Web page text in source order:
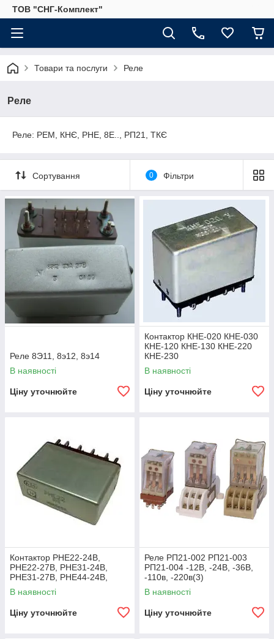
ТОВ "СНГ-Комплект"
Товари та послуги Реле
Реле
Реле: РЕМ, КНЄ, РНЕ, 8Е.., РП21, ТКЄ
Сортування 0 Фільтри
Реле 8Э11, 8э12, 8э14
В наявності
Ціну уточнюйте
Контактор КНЕ-020 КНЕ-030
КНЕ-120 КНЕ-130 КНЕ-220
КНЕ-230
В наявності
Ціну уточнюйте
Контактор РНЕ22-24В,
РНЕ22-27В, РНЕ31-24В,
РНЕ31-27В, РНЕ44-24В,
РНЕ44-27В , РНЕ66-24В,
РНЕ66-27В
В наявності
Ціну уточнюйте
Реле РП21-002 РП21-003
РП21-004 -12В, -24В, -36В,
-110в, -220в(3)
В наявності
Ціну уточнюйте